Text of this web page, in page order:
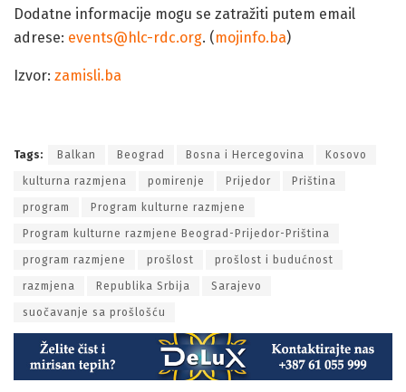
Dodatne informacije mogu se zatražiti putem email
adrese: events@hlc-rdc.org. (mojinfo.ba)
Izvor: zamisli.ba
Tags: Balkan Beograd Bosna i Hercegovina Kosovo
kulturna razmjena pomirenje Prijedor Priština
program Program kulturne razmjene
Program kulturne razmjene Beograd-Prijedor-Priština
program razmjene prošlost prošlost i budućnost
razmjena Republika Srbija Sarajevo
suočavanje sa prošlošću